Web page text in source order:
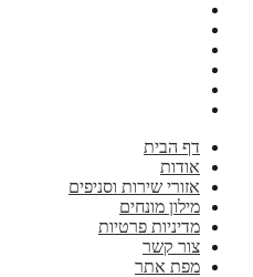
דף הבית
אודות
אזורי שירות וסניפים
מילון מונחים
מדיניות פרטיות
צור קשר
מפת אתר